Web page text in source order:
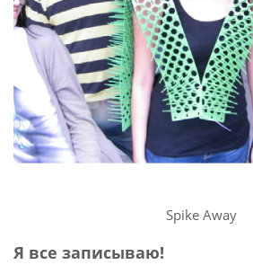
Spike Away
Я все записываю!